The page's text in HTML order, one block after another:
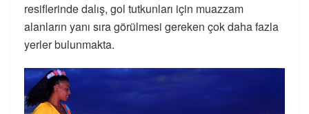
resiflerinde dalış, gol tutkunları için muazzam
alanların yanı sıra görülmesi gereken çok daha fazla
yerler bulunmakta.